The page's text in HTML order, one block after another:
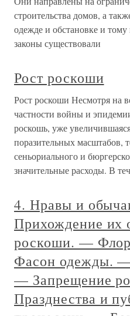
строительства домов, а
одежде и обстановке и
законы существовали
Рост роскоши
Рост роскоши Несмотря на
частности войны и
роскошь, уже
поразительных масштабов,
сеньориального и
значительные расходы. В
4. Нравы и
Прихождение их
роскоши. —
Фасон одежды.
— Запрещение
Празднества и